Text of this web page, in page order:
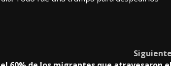
Siguiente